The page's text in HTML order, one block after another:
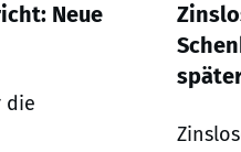
Neue
die